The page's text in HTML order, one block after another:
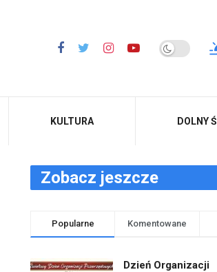
KULTURA DOLNY
Zobacz jeszcze
Popularne Komentowane
Dzień Organizacji